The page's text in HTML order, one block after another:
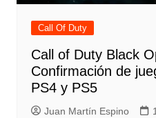
Call Of Duty
Call of Duty Black
Confirmación de
PS4 y PS5
Juan Martín Espino